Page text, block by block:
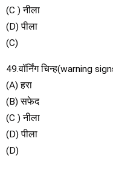
(C ) नीला
(D) पीला
(C)
49.वॉर्निंग चिन्ह(warning
(A) हरा
(B) सफेद
(C ) नीला
(D) पीला
(D)